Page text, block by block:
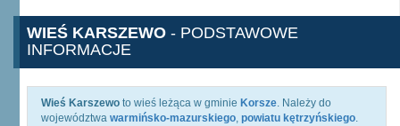
WIEŚ KARSZEWO - PODSTAWOWE
INFORMACJE
Wieś Karszewo to wieś leżąca w gminie Korsze. Należy do
województwa warmińsko-mazurskiego, powiatu kętrzyńskiego.